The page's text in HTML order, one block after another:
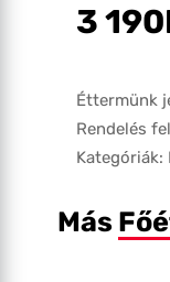
3 190
Éttermünk
Rendelés
Kategóriák:
Más